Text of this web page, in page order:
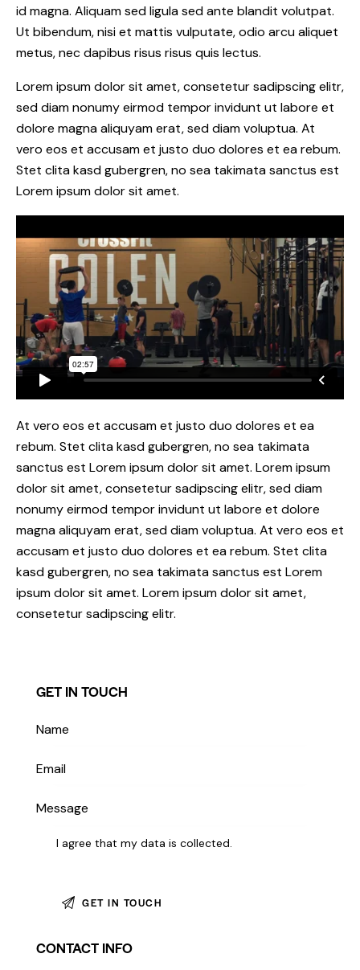
id magna. Aliquam sed ligula sed ante blandit volutpat.
Ut bibendum, nisi et mattis vulputate, odio arcu aliquet
metus, nec dapibus risus risus quis lectus.
Lorem ipsum dolor sit amet, consetetur sadipscing elitr,
sed diam nonumy eirmod tempor invidunt ut labore et
dolore magna aliquyam erat, sed diam voluptua. At
vero eos et accusam et justo duo dolores et ea rebum.
Stet clita kasd gubergren, no sea takimata sanctus est
Lorem ipsum dolor sit amet.
At vero eos et accusam et justo duo dolores et ea
rebum. Stet clita kasd gubergren, no sea takimata
sanctus est Lorem ipsum dolor sit amet. Lorem ipsum
dolor sit amet, consetetur sadipscing elitr, sed diam
nonumy eirmod tempor invidunt ut labore et dolore
magna aliquyam erat, sed diam voluptua. At vero eos et
accusam et justo duo dolores et ea rebum. Stet clita
kasd gubergren, no sea takimata sanctus est Lorem
ipsum dolor sit amet. Lorem ipsum dolor sit amet,
consetetur sadipscing elitr.
GET IN TOUCH
I agree that my data iscollected.
CONTACT INFO